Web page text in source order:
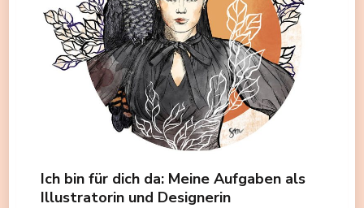
Ich bin für dich da: Meine Aufgaben als
Illustratorin und Designerin